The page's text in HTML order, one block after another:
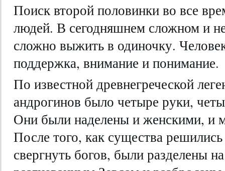
Поиск второй половинки во все
людей. В сегодняшнем сложном и
сложно выжить в одиночку.
поддержка, внимание и понимание.
По известной древнегреческой
андрогинов было четыре руки,
Они были наделены и женскими, и
После того, как существа решились
свергнуть богов, были разделены